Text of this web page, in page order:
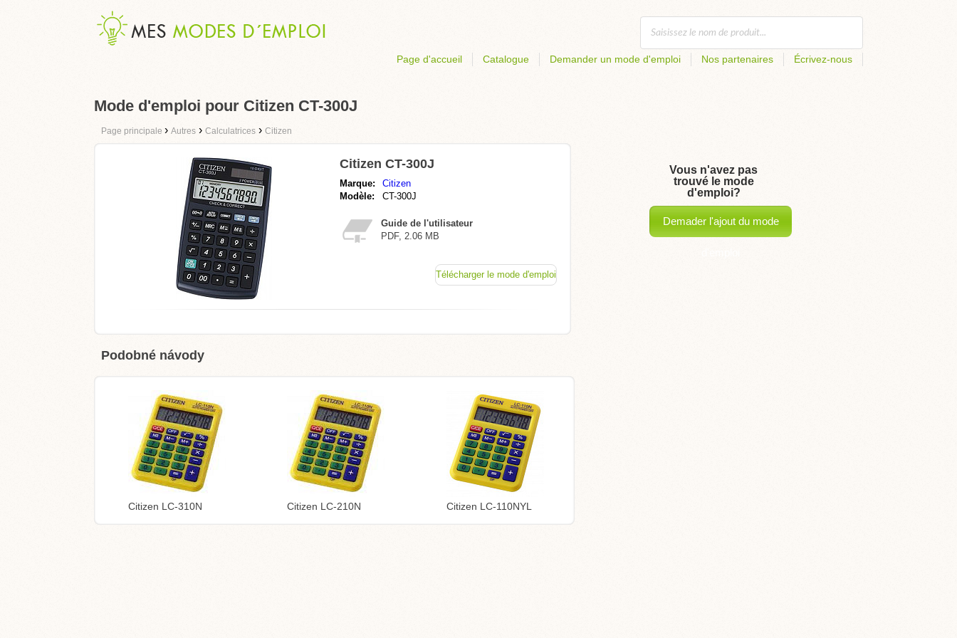
Page d'accueil Catalogue Demander un mode d'emploi Nos partenaires Écrivez-nous
Mode d'emploi pour Citizen CT-300J
Page principale › Autres › Calculatrices › Citizen
Citizen CT-300J
Marque:
Citizen
Modèle:
CT-300J
Guide de l'utilisateur
PDF, 2.06 MB
Télécharger le mode d'emploi
Podobné návody
Citizen LC-310N Citizen LC-210N Citizen LC-110NYL
Vous n'avez pas
trouvé le mode
d'emploi?
Demader l'ajout du mode